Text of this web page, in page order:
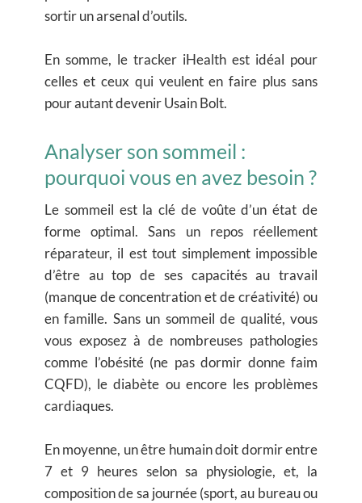
sortir un arsenal d’outils.
En somme, le tracker iHealth est idéal pour
celles et ceux qui veulent en faire plus sans
pour autant devenir Usain Bolt.
Analyser son sommeil :
pourquoi vous en avez besoin ?
Le sommeil est la clé de voûte d’un état de
forme optimal. Sans un repos réellement
réparateur, il est tout simplement impossible
d’être au top de ses capacités au travail
(manque de concentration et de créativité) ou
en famille. Sans un sommeil de qualité, vous
vous exposez à de nombreuses pathologies
comme l’obésité (ne pas dormir donne faim
CQFD), le diabète ou encore les problèmes
cardiaques.
En moyenne, un être humain doit dormir entre
7 et 9 heures selon sa physiologie, et, la
composition de sa journée (sport, au bureau ou